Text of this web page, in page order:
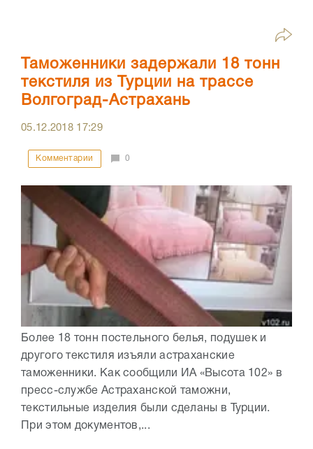
Таможенники задержали 18 тонн
текстиля из Турции на трассе
Волгоград-Астрахань
05.12.2018 17:29
Комментарии 0
Более 18 тонн постельного белья, подушек и
другого текстиля изъяли астраханские
таможенники. Как сообщили ИА «Высота 102» в
пресс-службе Астраханской таможни,
текстильные изделия были сделаны в Турции.
При этом документов,...